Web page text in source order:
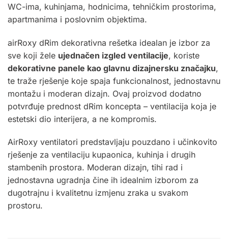
WC-ima, kuhinjama, hodnicima, tehničkim prostorima,
apartmanima i poslovnim objektima.
airRoxy dRim dekorativna rešetka idealan je izbor za
sve koji žele ujednačen izgled ventilacije, koriste
dekorativne panele kao glavnu dizajnersku značajku,
te traže rješenje koje spaja funkcionalnost, jednostavnu
montažu i moderan dizajn. Ovaj proizvod dodatno
potvrđuje prednost dRim koncepta – ventilacija koja je
estetski dio interijera, a ne kompromis.
AirRoxy ventilatori predstavljaju pouzdano i učinkovito
rješenje za ventilaciju kupaonica, kuhinja i drugih
stambenih prostora. Moderan dizajn, tihi rad i
jednostavna ugradnja čine ih idealnim izborom za
dugotrajnu i kvalitetnu izmjenu zraka u svakom
prostoru.